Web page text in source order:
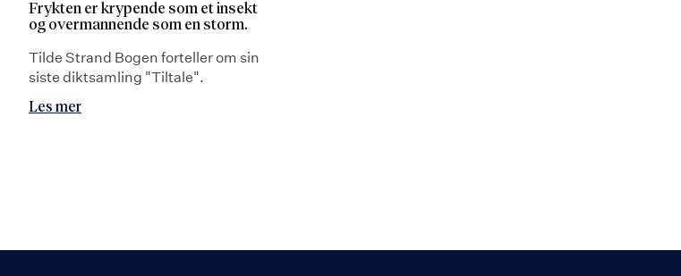
Frykten er krypende som et insekt
og overmannende som en storm.
Tilde Strand Bogen forteller om sin
siste diktsamling "Tiltale".
Les mer